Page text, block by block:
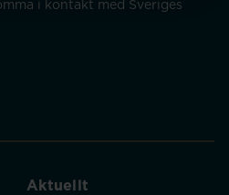
i kontakt med Sveriges
Aktuellt